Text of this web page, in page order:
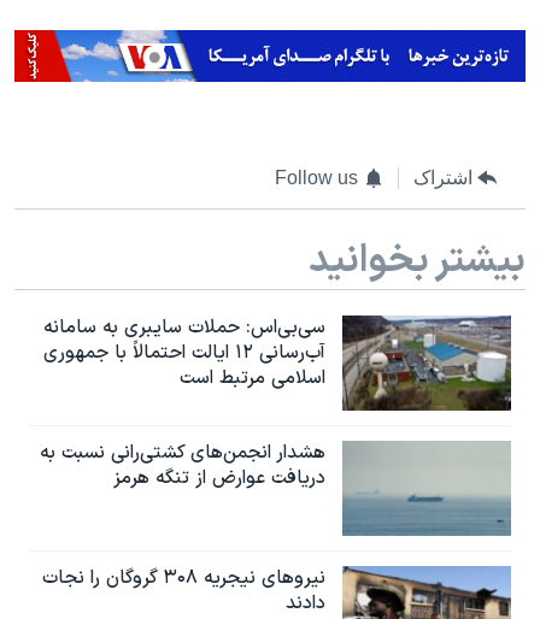
اشتراک Follow us
بیشتر بخوانید
سی‌بی‌اس: حملات سایبری به سامانه
آب‌رسانی ۱۲ ایالت احتمالاً با جمهوری
اسلامی مرتبط است
هشدار انجمن‌های کشتی‌رانی نسبت به
دریافت عوارض از تنگه هرمز
نیروهای نیجریه‌ ۳۰۸ گروگان را نجات
دادند